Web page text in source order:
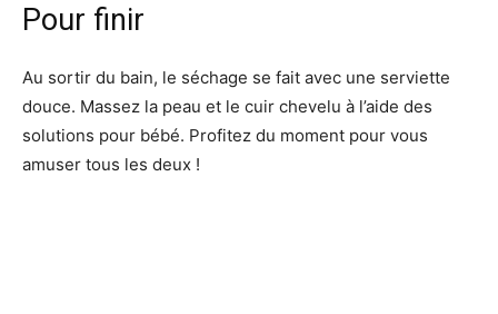
Pour finir
Au sortir du bain, le séchage se fait avec une serviette
douce. Massez la peau et le cuir chevelu à l’aide des
solutions pour bébé. Profitez du moment pour vous
amuser tous les deux !